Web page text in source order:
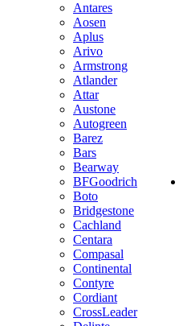
Antares
Aosen
Aplus
Arivo
Armstrong
Atlander
Attar
Austone
Autogreen
Barez
Bars
Bearway
BFGoodrich
Boto
Bridgestone
Cachland
Centara
Compasal
Continental
Contyre
Cordiant
CrossLeader